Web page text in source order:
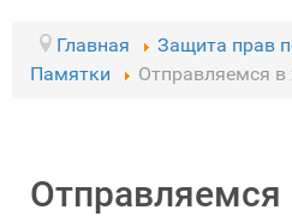
Главная
Защита прав
Памятки
Отправляемся в
Отправляемся